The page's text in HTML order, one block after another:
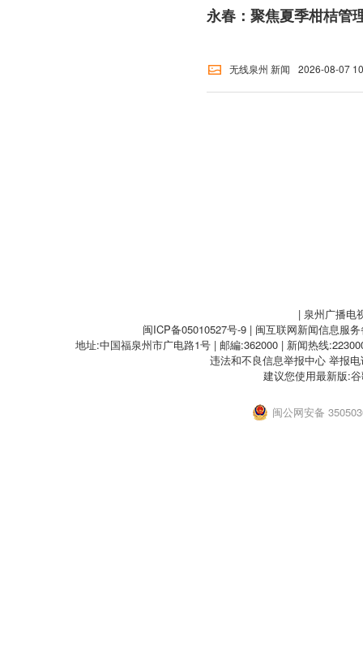
永春：聚焦夏季柑桔管
无线泉州 新闻 2026-08-07
| 泉州广播电
闽ICP备05010527号-9| 闽互联网新闻信息服务
地址:中国福泉州市广电路1号 | 邮編:362000 | 新闻热线
违法和不良信息举报中心举报电
建议您使用最新版:
闽公网安备